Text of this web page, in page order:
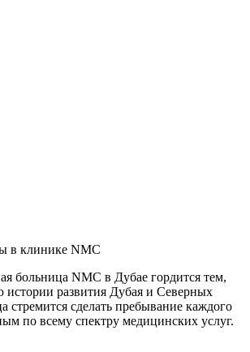
в клинике NMC
больница NMC в Дубае гордится тем,
истории развития Дубая и Северных
стремится сделать пребывание каждого
по всему спектру медицинских услуг.